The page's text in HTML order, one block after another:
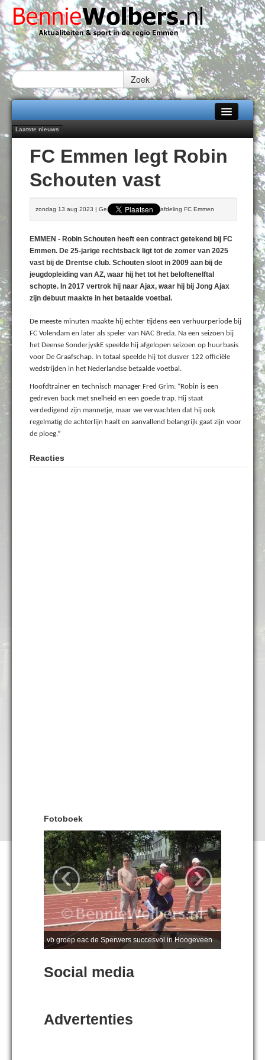
Zoek
Home
Alle categorieën
Over Bennie Wolbers
Fotoboek
Laatste nieuws
nieuwe rugsponsor
Najaar '26 staat live!
102 kaarsen voor eeuwling Mieke Sijbom-Maatje
Emmen wint op Open Dag overtuigend van Almere City
Treffer van Quispel bezorgt FC Emmen droomstart
FC Emmen legt Robin
Schouten vast
zondag 13 aug 2023 | Geschreven door Persafdeling FC Emmen
EMMEN - Robin Schouten heeft een contract getekend bij FC
Emmen. De 25-jarige rechtsback ligt tot de zomer van 2025
vast bij de Drentse club. Schouten sloot in 2009 aan bij de
jeugdopleiding van AZ, waar hij het tot het beloftenelftal
schopte. In 2017 vertrok hij naar Ajax, waar hij bij Jong Ajax
zijn debuut maakte in het betaalde voetbal.
De meeste minuten maakte hij echter tijdens een verhuurperiode bij
FC Volendam en later als speler van NAC Breda. Na een seizoen bij
het Deense SonderjyskE speelde hij afgelopen seizoen op huurbasis
voor De Graafschap. In totaal speelde hij tot dusver 122 officiële
wedstrijden in het Nederlandse betaalde voetbal.
Hoofdtrainer en technisch manager Fred Grim: “Robin is een
gedreven back met snelheid en een goede trap. Hij staat
verdedigend zijn mannetje, maar we verwachten dat hij ook
regelmatig de achterlijn haalt en aanvallend belangrijk gaat zijn voor
de ploeg.”
Reacties
Fotoboek
vb groep eac de Sperwers succesvol in Hoogeveen
‹ ›
Social media
Advertenties